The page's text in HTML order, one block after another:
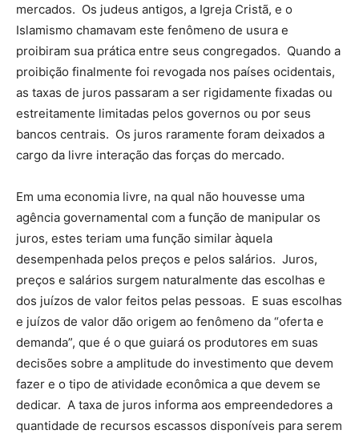
mercados. Os judeus antigos, a Igreja Cristã, e o
Islamismo chamavam este fenômeno de usura e
proibiram sua prática entre seus congregados. Quando a
proibição finalmente foi revogada nos países ocidentais,
as taxas de juros passaram a ser rigidamente fixadas ou
estreitamente limitadas pelos governos ou por seus
bancos centrais. Os juros raramente foram deixados a
cargo da livre interação das forças do mercado.
Em uma economia livre, na qual não houvesse uma
agência governamental com a função de manipular os
juros, estes teriam uma função similar àquela
desempenhada pelos preços e pelos salários. Juros,
preços e salários surgem naturalmente das escolhas e
dos juízos de valor feitos pelas pessoas. E suas escolhas
e juízos de valor dão origem ao fenômeno da “oferta e
demanda”, que é o que guiará os produtores em suas
decisões sobre a amplitude do investimento que devem
fazer e o tipo de atividade econômica a que devem se
dedicar. A taxa de juros informa aos empreendedores a
quantidade de recursos escassos disponíveis para serem